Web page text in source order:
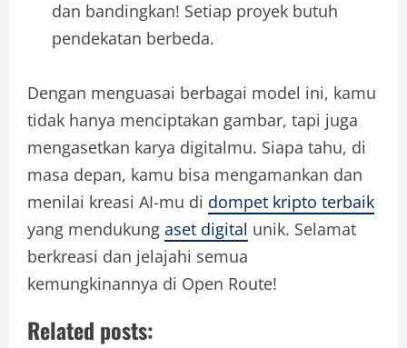
dan bandingkan! Setiap proyek butuh
pendekatan berbeda.
Dengan menguasai berbagai model ini, kamu
tidak hanya menciptakan gambar, tapi juga
mengasetkan karya digitalmu. Siapa tahu, di
masa depan, kamu bisa mengamankan dan
menilai kreasi AI-mu di dompet kripto terbaik
yang mendukung aset digital unik. Selamat
berkreasi dan jelajahi semua
kemungkinannya di Open Route!
Related posts: